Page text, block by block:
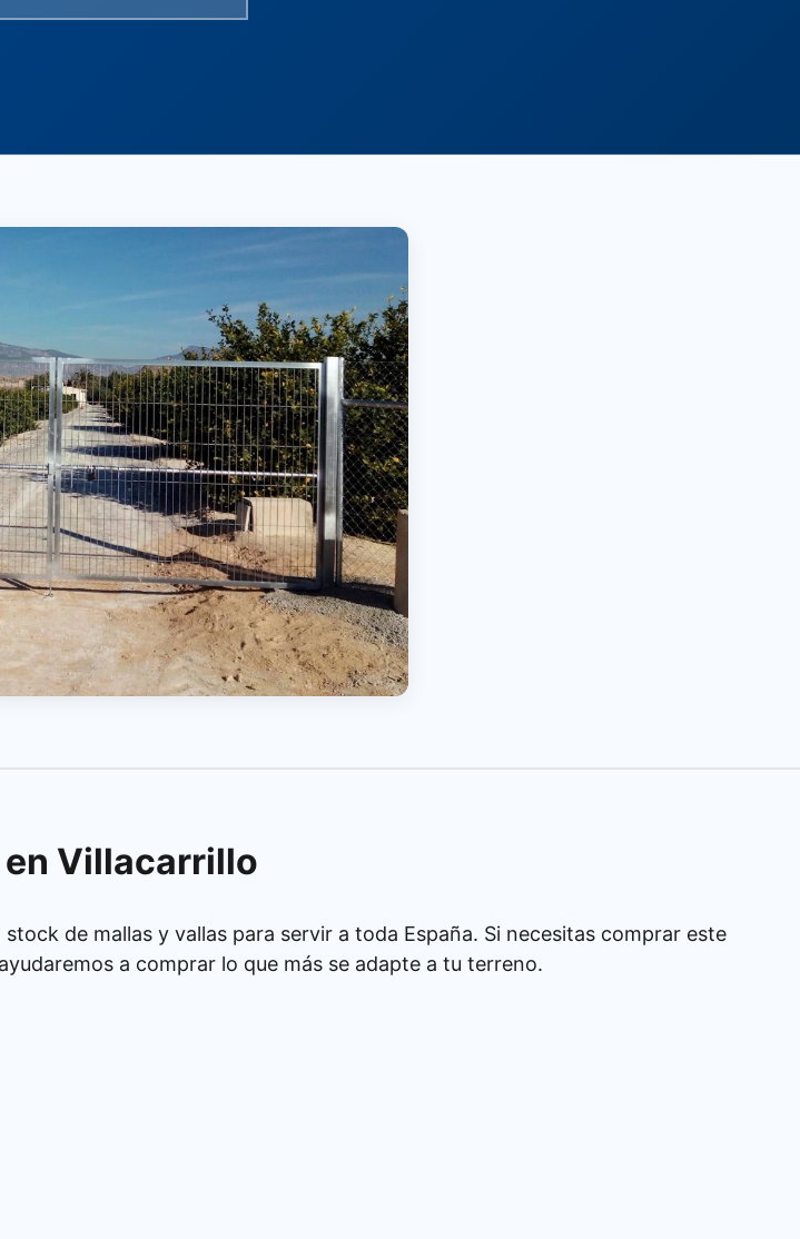
Villacarrillo
de mallas y vallas para servir a toda España. Si necesitas comprar este
a comprar lo que más se adapte a tu terreno.